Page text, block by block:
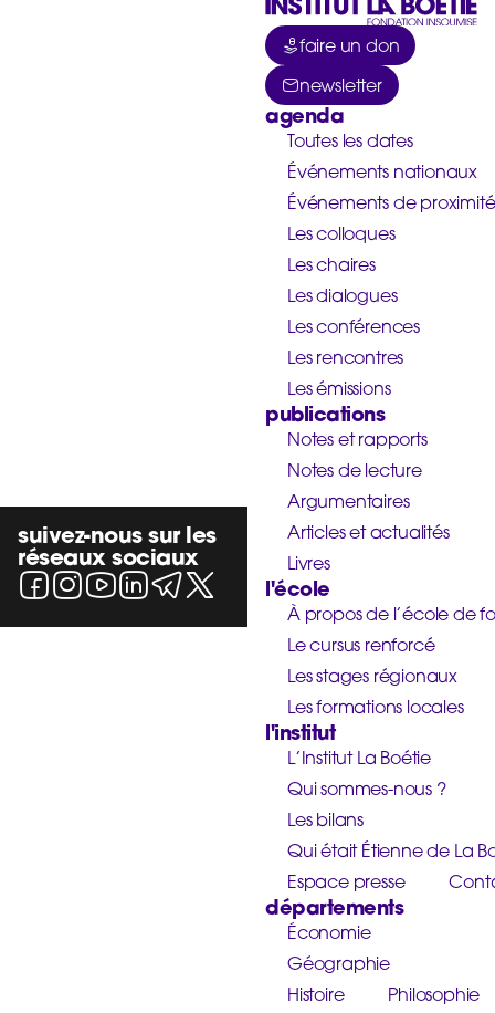
suivez-nous sur les
réseaux sociaux
faire un don
newsletter
agenda
Toutes les dates
Événements nationaux
Événements de proximité
Les colloques
Les chaires
Les dialogues
Les conférences
Les rencontres
Les émissions
publications
Notes et rapports
Notes de lecture
Argumentaires
Articles et actualités
Livres
l'école
À propos de l’école de
Le cursus renforcé
Les stages régionaux
Les formations locales
l'institut
L’Institut La Boétie
Qui sommes-nous ?
Les bilans
Qui était Étienne de La
Espace presse
départements
Économie
Géographie
Histoire
Philosophie